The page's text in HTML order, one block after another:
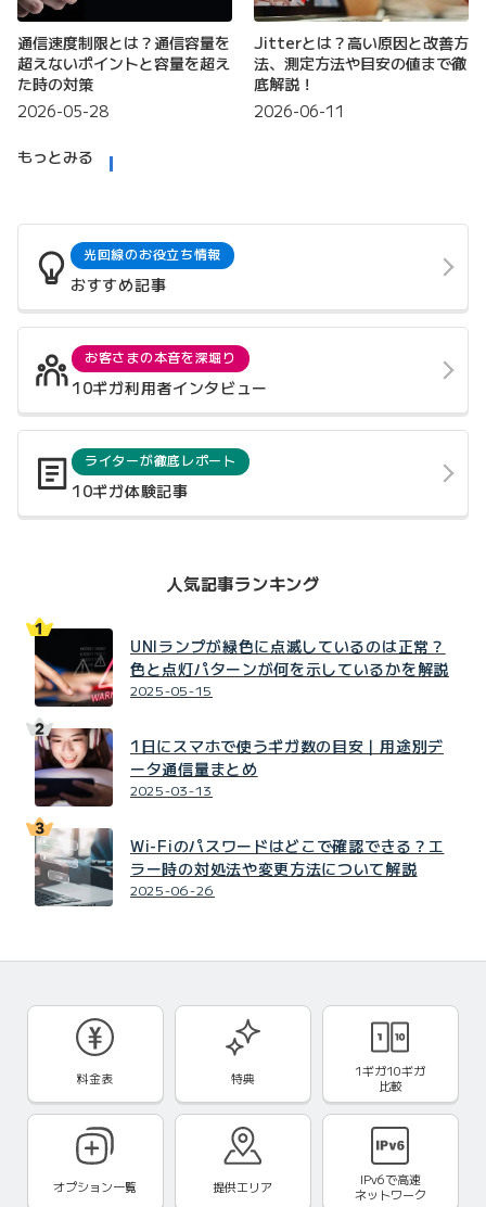
通信速度制限とは？通信容量を
超えないポイントと容量を超え
た時の対策
2026-05-28
Jitterとは？高い原因と改善方
法、測定方法や目安の値まで徹
底解説！
2026-06-11
もっとみる
光回線のお役立ち情報
おすすめ記事
お客さまの本音を深堀り
10ギガ利用者インタビュー
ライターが徹底レポート
10ギガ体験記事
人気記事ランキング
UNIランプが緑色に点滅しているのは正常？
色と点灯パターンが何を示しているかを解説
2025-05-15
1日にスマホで使うギガ数の目安｜用途別デ
ータ通信量まとめ
2025-03-13
Wi-Fiのパスワードはどこで確認できる？エ
ラー時の対処法や変更方法について解説
2025-06-26
料金表 特典
1ギガ10ギガ
比較
オプション一覧 提供エリア IPv6で高速
ネットワーク